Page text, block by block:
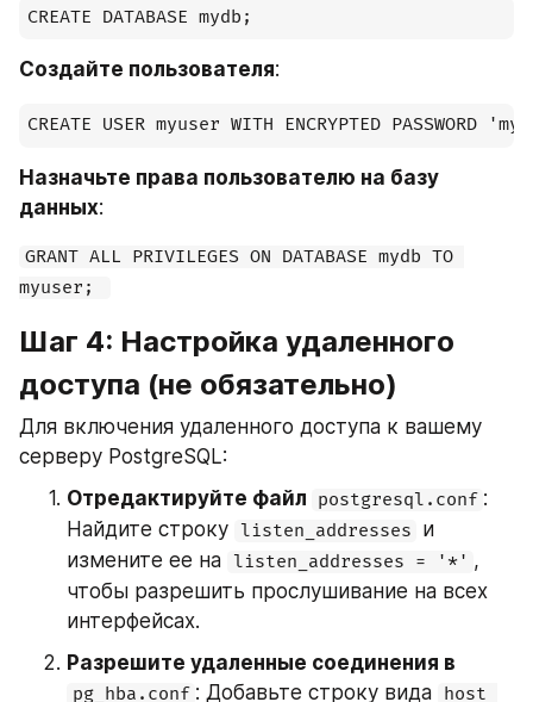
Создайте пользователя:
Назначьте права пользователю на базу
данных:
GRANT ALL PRIVILEGES ON DATABASE mydb TO
myuser;
Шаг 4: Настройка удаленного
доступа (не обязательно)
Для включения удаленного доступа к вашему
серверу PostgreSQL:
Отредактируйте файл postgresql.conf :
Найдите строку listen_addresses и
измените ее на listen_addresses = '*' ,
чтобы разрешить прослушивание на всех
интерфейсах.
pg_hba.conf : Добавьте строку вида host